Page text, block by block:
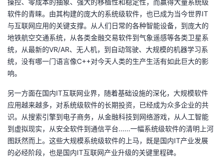
页
开
发
者
的
博
客
我
的
论
我
的
我
操控、零成本的抽象、强大的移植性和稳定性，而赢得大量系统级
软件的青睐。由其构建的庞大的系统级软件，也已成为当今世界IT
与互联网应用的关键支撑。从人们日常的各种智能设备，到庞大的
地铁航空交通系统，从各类金融交易软件到气象遥感等各类卫星系
统，从最新的VR/AR、无人机，到自动驾驶、大规模的机器学习系
统，没有哪一门语言像C++对今天人类的生产生活有如此巨大的影
响。
另一方面在国内IT互联网业界，随着基础设施的深化，大规模软件
应用越来越多，对系统级软件的长期投资，已经成为众多企业的共
识。从搜索引擎到电子商务，从金融科技到网络游戏，从人工智能
到虚拟现实，从安全软件到通信平台......一幅系统级软件的清明上河
图跃然而上。这些大规模系统级软件的上马，既是国内IT产业发展
的必经阶段，也是国内IT互联网产业升级的关键里程碑。